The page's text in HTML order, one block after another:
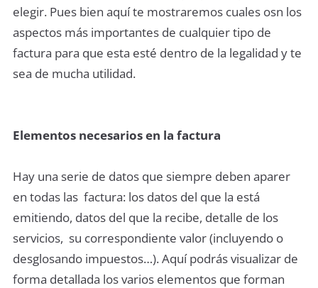
elegir. Pues bien aquí te mostraremos cuales osn los
aspectos más importantes de cualquier tipo de
factura para que esta esté dentro de la legalidad y te
sea de mucha utilidad.
Elementos necesarios en la factura
Hay una serie de datos que siempre deben aparer
en todas las factura: los datos del que la está
emitiendo, datos del que la recibe, detalle de los
servicios, su correspondiente valor (incluyendo o
desglosando impuestos…). Aquí podrás visualizar de
forma detallada los varios elementos que forman